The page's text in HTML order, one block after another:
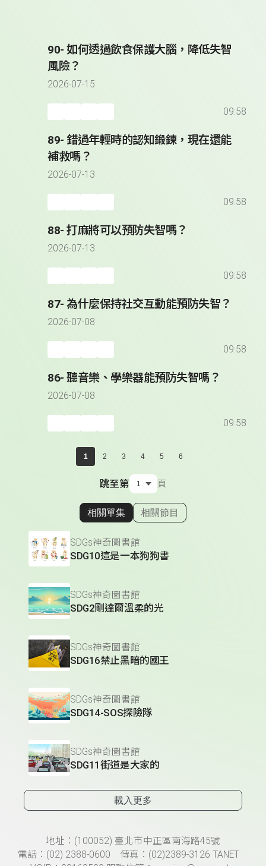
90- 如何透過飲食保護大腦，降低失智
風險？
2026-07-15
09:58
89- 錯過年輕時的認知鍛鍊，現在還能
補救嗎？
2026-07-13
09:58
88- 打麻將可以預防失智嗎？
2026-07-13
09:58
87- 為什麼保持社交互動能預防失智？
2026-07-08
09:58
86- 聽音樂、學樂器能預防失智嗎？
2026-07-08
09:58
1 2 3 4 5 6
跳至第 頁
顯示相關單集
相關單集 相關節目
SDGs神奇圖書館
SDG10這是一本狗狗書
SDGs神奇圖書館
SDG2剛達爾溫柔的光
SDGs神奇圖書館
SDG16禁止黑暗的國王
SDGs神奇圖書館
SDG14-SOS探險隊
SDGs神奇圖書館
SDG11街道是大家的
載入更多
頁尾資訊地址：(100052) 臺北市中正區南海路45號
電話：(02) 2388-0600 傳真：(02)2389-3126 TANET